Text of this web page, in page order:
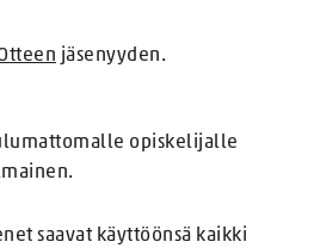
jäsenyyden.
opiskelijalle
saavat käyttöönsä kaikki